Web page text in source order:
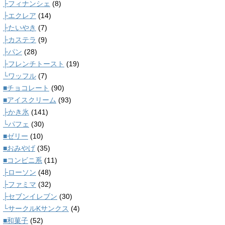
├フィナンシェ (8)
├エクレア (14)
├たいやき (7)
├カステラ (9)
├パン (28)
├フレンチトースト (19)
└ワッフル (7)
■チョコレート (90)
■アイスクリーム (93)
├かき氷 (141)
└パフェ (30)
■ゼリー (10)
■おみやげ (35)
■コンビニ系 (11)
├ローソン (48)
├ファミマ (32)
├セブンイレブン (30)
└サークルKサンクス (4)
■和菓子 (52)